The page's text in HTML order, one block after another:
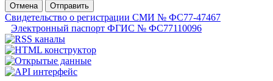
Отмена
Отправить
Свидетельство о регистрации СМИ № ФС77-47467
Электронный паспорт ФГИС № ФС77110096